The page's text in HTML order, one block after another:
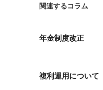
関連するコラム
年金制度改正
複利運用について